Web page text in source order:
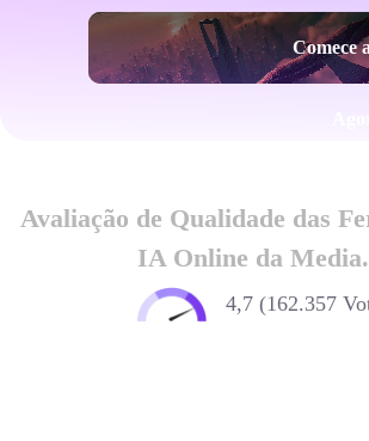
Comece
Avaliação de Qualidade das
IA Online da
4,7 (162.357